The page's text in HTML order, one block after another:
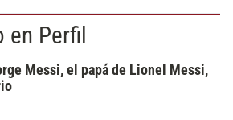
Perfil
Messi, el papá de Lionel Messi,